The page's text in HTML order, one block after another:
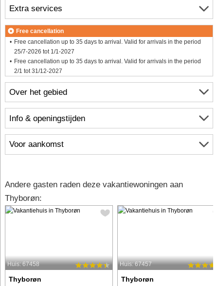
Over het gebied
Info & openingstijden
Voor aankomst
Extra services
Free cancellation
Free cancellation up to 35 days to arrival. Valid for arrivals in the period
25/7-2026 tot 1/1-2027
Free cancellation up to 35 days to arrival. Valid for arrivals in the period
2/1 tot 31/12-2027
Andere gasten raden deze vakantiewoningen aan
Thyborøn:
Huis: 67458
Thyborøn
Huis: 67457
Thyborøn